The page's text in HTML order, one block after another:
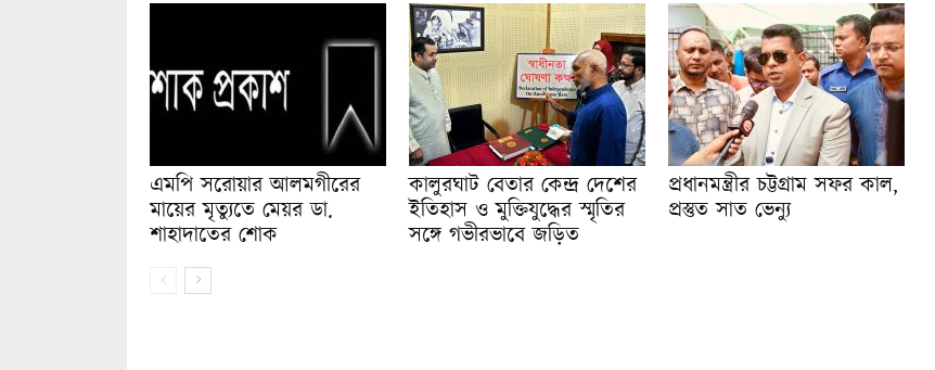
এমপি সরোয়ার আলমগীরের
মায়ের মৃত্যুতে মেয়র ডা.
শাহাদাতের শোক
কালুরঘাট বেতার কেন্দ্র দেশের
ইতিহাস ও মুক্তিযুদ্ধের স্মৃতির
সঙ্গে গভীরভাবে জড়িত
প্রধানমন্ত্রীর চট্টগ্রাম সফর কাল,
প্রস্তুত সাত ভেন্যু